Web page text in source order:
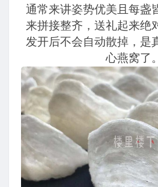
通常来讲姿势优美且每盏
来拼接整齐，送礼起来绝
发开后不会自动散掉，是
心燕窝了。